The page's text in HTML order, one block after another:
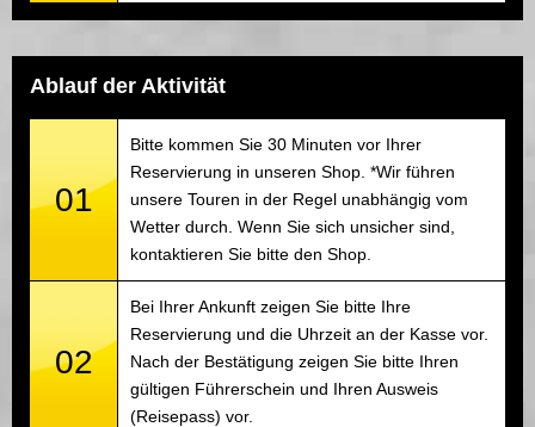
Ablauf der Aktivität
01
Bitte kommen Sie 30 Minuten vor Ihrer
Reservierung in unseren Shop. *Wir führen
unsere Touren in der Regel unabhängig vom
Wetter durch. Wenn Sie sich unsicher sind,
kontaktieren Sie bitte den Shop.
02
Bei Ihrer Ankunft zeigen Sie bitte Ihre
Reservierung und die Uhrzeit an der Kasse vor.
Nach der Bestätigung zeigen Sie bitte Ihren
gültigen Führerschein und Ihren Ausweis
(Reisepass) vor.